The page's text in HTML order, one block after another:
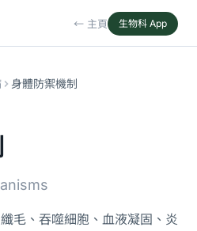
← 主頁 生物科 App
身體防禦機制
毛、吞噬細胞、血液凝固、炎